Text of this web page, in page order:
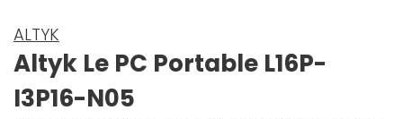
ALTYK
Altyk Le PC Portable L16P-
I3P16-N05